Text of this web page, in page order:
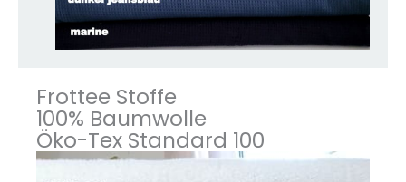
Frottee Stoffe
100% Baumwolle
Öko-Tex Standard 100